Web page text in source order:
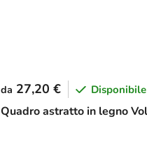
Quadro astratto in legno
da 27,20 € Disponibile